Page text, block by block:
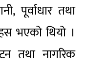
पूर्वाधार तथा
भएको थियो ।
तथा नागरिक